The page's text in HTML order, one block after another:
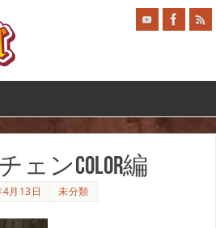
ンCOLOR編
月13日 未分類